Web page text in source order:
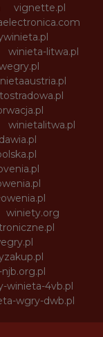
vignette.pl
winieta-litwa.pl
winietalitwa.pl
winiety.org
winieta-4vb.pl
wgry-dwb.pl